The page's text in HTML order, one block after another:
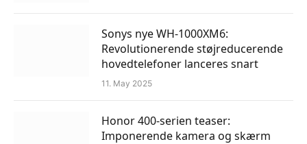
Sonys nye WH-1000XM6:
Revolutionerende støjreducerende
hovedtelefoner lanceres snart
11. May 2025
Honor 400-serien teaser:
Imponerende kamera og skærm